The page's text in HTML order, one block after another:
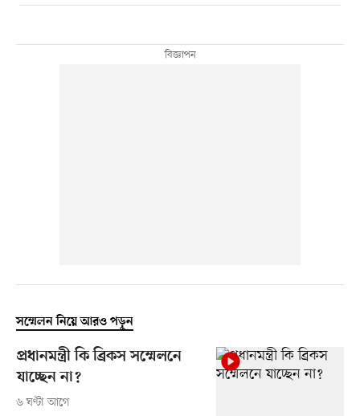
সম্মেলন নিয়ে আরও পড়ুন
প্রধানমন্ত্রী কি ব্রিকস সম্মেলনে
যাচ্ছেন না?
৬ ঘণ্টা আগে